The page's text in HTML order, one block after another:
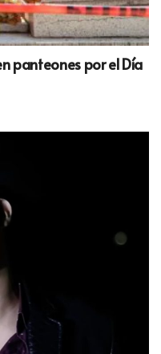
panteones por el Día